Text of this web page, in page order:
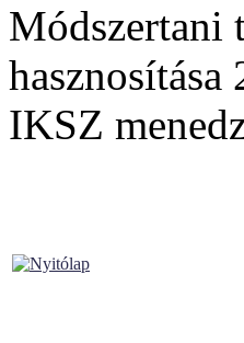
Módszertani
IKSZ